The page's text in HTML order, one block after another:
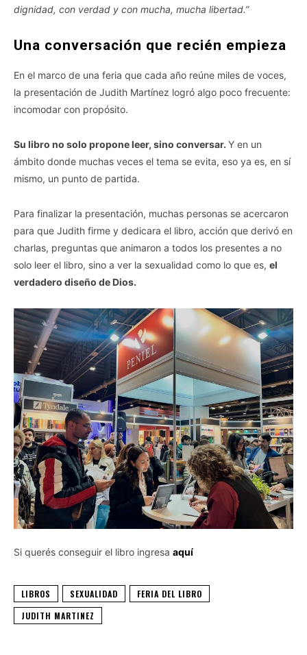
dignidad, con verdad y con mucha, mucha libertad.”
Una conversación que recién empieza
En el marco de una feria que cada año reúne miles de voces,
la presentación de Judith Martínez logró algo poco frecuente:
incomodar con propósito.
Su libro no solo propone leer, sino conversar. Y en un
ámbito donde muchas veces el tema se evita, eso ya es, en sí
mismo, un punto de partida.
Para finalizar la presentación, muchas personas se acercaron
para que Judith firme y dedicara el libro, acción que derivó en
charlas, preguntas que animaron a todos los presentes a no
solo leer el libro, sino a ver la sexualidad como lo que es, el
verdadero diseño de Dios.
Si querés conseguir el libro ingresa aquí
LIBROS SEXUALIDAD
FERIA DEL LIBRO
JUDITH MARTINEZ